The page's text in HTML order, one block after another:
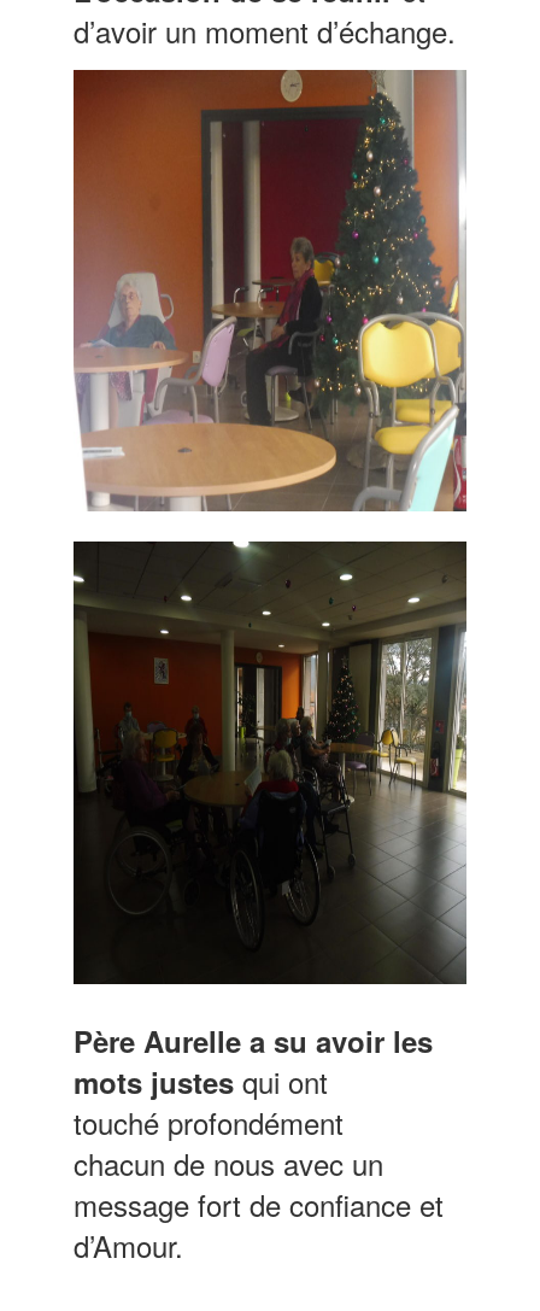
d’avoir un moment d’échange.
Père Aurelle a su avoir les
mots justes qui ont
touché profondément
chacun de nous avec un
message fort de confiance et
d’Amour.